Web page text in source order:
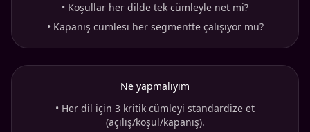
• Koşullar her dilde tek cümleyle net mi?
• Kapanış cümlesi her segmentte çalışıyor mu?
Ne yapmalıyım
• Her dil için 3 kritik cümleyi standardize et
(açılış/koşul/kapanış).